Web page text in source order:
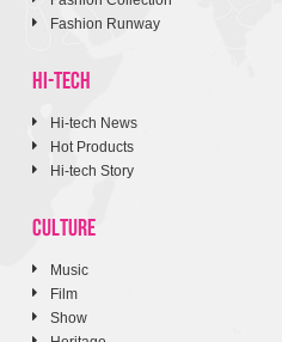
Fashion Runway
HI-TECH
Hi-tech News
Hot Products
Hi-tech Story
CULTURE
Music
Film
Show